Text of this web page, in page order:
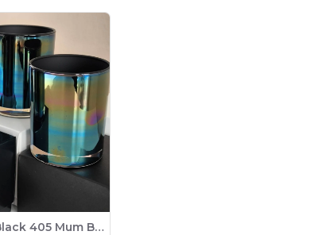
LUSTER Blue-Black 405 Mum Bardağı, 245cc , 6 Adet